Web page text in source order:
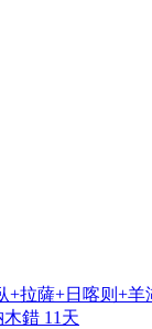
拉薩+日喀则+
錯 11天